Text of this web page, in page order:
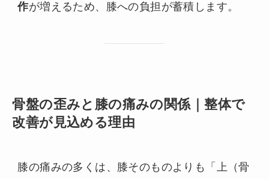
作が増えるため、膝への負担が蓄積します。
骨盤の歪みと膝の痛みの関係｜整体で
改善が見込める理由
膝の痛みの多くは、膝そのものよりも「上（骨